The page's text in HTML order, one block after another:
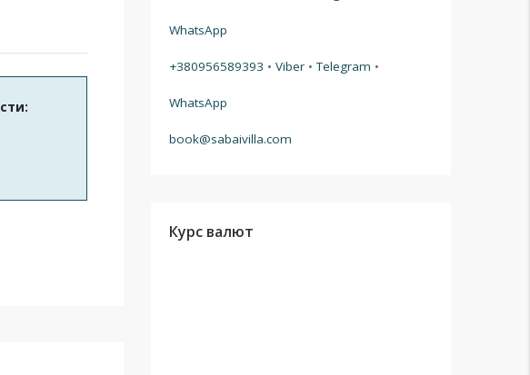
WhatsApp
+380956589393 • Viber •Telegram •
WhatsApp
book@sabaivilla.com
Курс валют